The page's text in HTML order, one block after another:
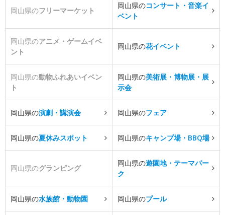
岡山県のフリーマーケット
岡山県のコンサート・音楽イ
ベント
岡山県のアニメ・ゲームイベ
ント
岡山県の花イベント
岡山県の動物ふれあいイベン
ト
岡山県の美術展・博物展・展
示会
岡山県の演劇・講演会 岡山県のフェア
岡山県の夏休みスポット 岡山県のキャンプ場・BBQ場
岡山県のグランピング
岡山県の遊園地・テーマパー
ク
岡山県の水族館・動物園 岡山県のプール